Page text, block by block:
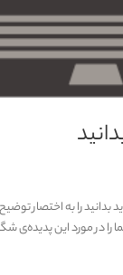
بدانید را به اختصار
را در مورد این پدیده‌ی